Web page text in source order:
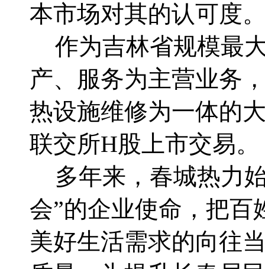
本市场对其的认可度
作为吉林省规模最
产、服务为主营业务
热设施维修为一体的
联交所H股上市交易。
多年来，春城热力
会”的企业使命，把
美好生活需求的向往